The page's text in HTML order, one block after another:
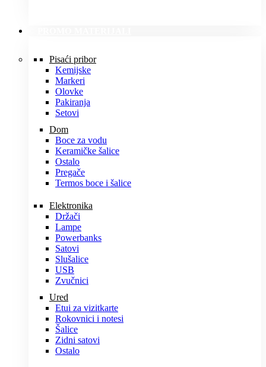
Pisaći pribor
Kemijske
Markeri
Olovke
Pakiranja
Setovi
Dom
Boce za vodu
Keramičke šalice
Ostalo
Pregače
Termos boce i šalice
Elektronika
Držači
Lampe
Powerbanks
Satovi
Slušalice
USB
Zvučnici
Ured
Etui za vizitkarte
Rokovnici i notesi
Šalice
Zidni satovi
Ostalo